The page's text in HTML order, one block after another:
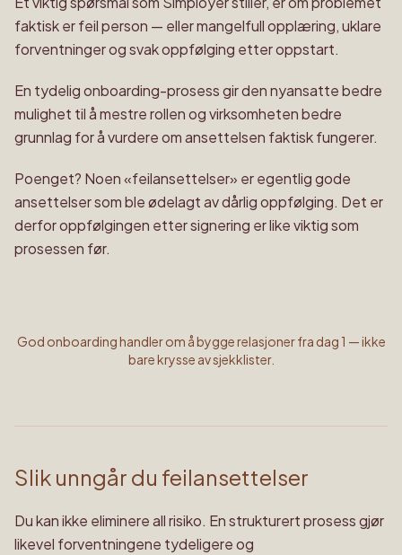
faktisk er feil person — eller mangelfull opplæring, uklare
forventninger og svak oppfølging etter oppstart.
En tydelig onboarding-prosess gir den nyansatte bedre
mulighet til å mestre rollen og virksomheten bedre
grunnlag for å vurdere om ansettelsen faktisk fungerer.
Poenget? Noen «feilansettelser» er egentlig gode
ansettelser som ble ødelagt av dårlig oppfølging. Det er
derfor oppfølgingen etter signering er like viktig som
prosessen før.
God onboarding handler om å bygge relasjoner fra dag 1 — ikke
bare krysse av sjekklister.
Slik unngår du feilansettelser
Du kan ikke eliminere all risiko. En strukturert prosess gjør
likevel forventningene tydeligere og